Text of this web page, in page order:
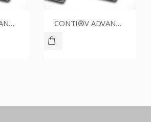
CONTI®V ADVANCE SPZ1412CR CONTI®V ADVANCE SPZ1287CR